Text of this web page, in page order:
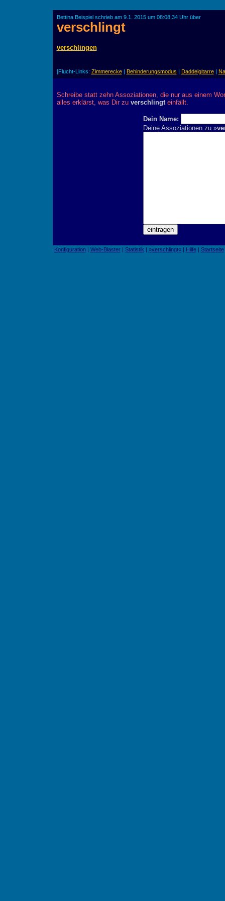
Bettina Beispiel schrieb am 9.1. 2015 um 08:08:34 Uhr über
verschlingt
verschlingen
[Flucht-Links: Zimmerecke| Behinderungsmodus | Daddelgitarre|
Schreibe statt zehn Assoziationen, die nur aus einem
alles erklärst, was Dir zu verschlingteinfällt.
Dein Name:
Deine Assoziationen zu »
Konfiguration| Web-Blaster| Statistik | »verschlingt«| Hilfe| Startseite